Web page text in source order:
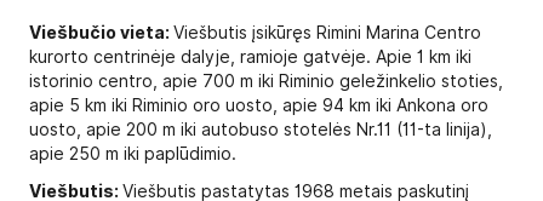
Viešbučio vieta: Viešbutis įsikūręs Rimini Marina Centro
kurorto centrinėje dalyje, ramioje gatvėje. Apie 1 km iki
istorinio centro, apie 700 m iki Riminio geležinkelio stoties,
apie 5 km iki Riminio oro uosto, apie 94 km iki Ankona oro
uosto, apie 200 m iki autobuso stotelės Nr.11 (11-ta linija),
apie 250 m iki paplūdimio.
Viešbutis: Viešbutis pastatytas 1968 metais paskutinį